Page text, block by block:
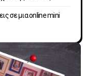
σε μια online mini